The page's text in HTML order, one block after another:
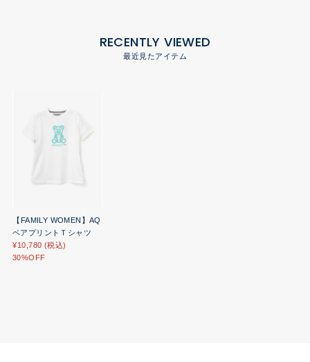
RECENTLY VIEWED
最近見たアイテム
【FAMILY WOMEN】AQ
ベアプリントＴシャツ
¥10,780 (税込)
30%OFF